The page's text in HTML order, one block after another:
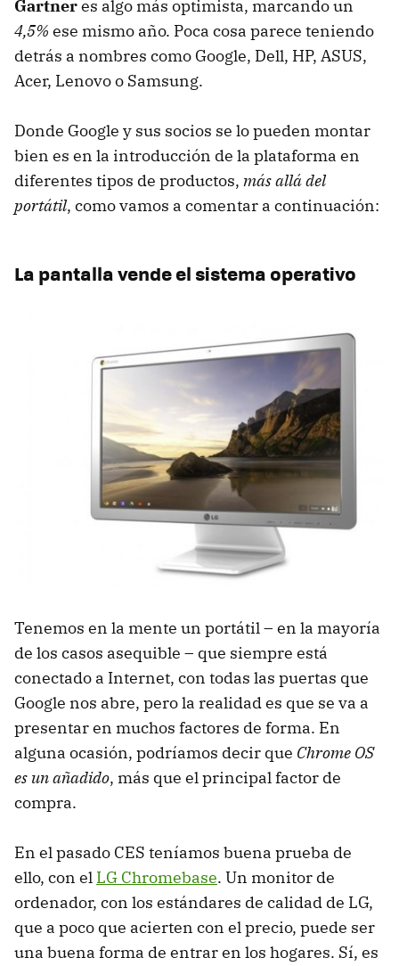
Gartneres algo más optimista, marcando un
4,5% ese mismo año. Poca cosa parece teniendo
detrás a nombres como Google, Dell, HP, ASUS,
Acer, Lenovo o Samsung.
Donde Google y sus socios se lo pueden montar
bien es en la introducción de la plataforma en
diferentes tipos de productos, más allá del
portátil, como vamos a comentar a continuación:
La pantalla vende el sistema operativo
Tenemos en la mente un portátil – en la mayoría
de los casos asequible – que siempre está
conectado a Internet, con todas las puertas que
Google nos abre, pero la realidad es que se va a
presentar en muchos factores de forma. En
alguna ocasión, podríamos decir que Chrome OS
es un añadido, más que el principal factor de
compra.
En el pasado CES teníamos buena prueba de
ello, con el LG Chromebase. Un monitor de
ordenador, con los estándares de calidad de LG,
que a poco que acierten con el precio, puede ser
una buena forma de entrar en los hogares. Sí, es